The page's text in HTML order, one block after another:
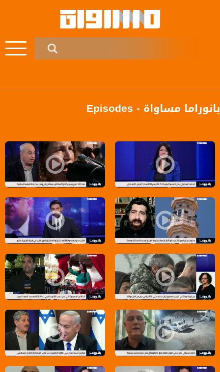
بانوراما مساواة - Episodes
بانوراما مساواة: إسرائيل تودّع 2025 بصورة قاتمة بانوراما مساواة: حصاد عام 2025 دموع لا تجف بنار الجريمة و اليمين يفرض قبضته والفاشية تقترب
بانوراما مساواة: مساعٍ يمينية لإسكات صوت الآذانبانوراما مساواة: بن غفير يستفز
بانوراما مساواة: من قرية البعنة في الجليل..فلسطين تودّع محمد بكري،
بانوراما مساواة: الكنائس
بانوراما مساواة: هجوم استيطاني عنيف في الخليلبانوراما مساواة: أسبوع حافل
Pages